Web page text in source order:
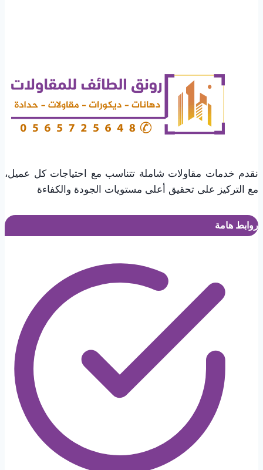
نقدم خدمات مقاولات شاملة تتناسب مع احتياجات كل عميل،
مع التركيز على تحقيق أعلى مستويات الجودة والكفاءة
روابط هامة